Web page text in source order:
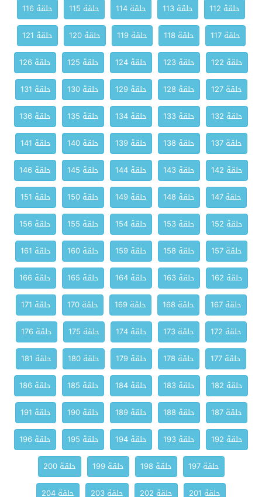
حلقة 112
حلقة 113 حلقة 114 حلقة 115
حلقة 116
حلقة 117
حلقة 118 حلقة 119 حلقة 120
حلقة 121
حلقة 122
حلقة 123 حلقة 124 حلقة 125
حلقة 126
حلقة 127
حلقة 128 حلقة 129 حلقة 130
حلقة 131
حلقة 132
حلقة 133 حلقة 134 حلقة 135
حلقة 136
حلقة 137
حلقة 138 حلقة 139 حلقة 140
حلقة 141
حلقة 142
حلقة 143 حلقة 144 حلقة 145
حلقة 146
حلقة 147
حلقة 148 حلقة 149 حلقة 150
حلقة 151
حلقة 152
حلقة 153 حلقة 154 حلقة 155
حلقة 156
حلقة 157
حلقة 158 حلقة 159 حلقة 160
حلقة 161
حلقة 162
حلقة 163 حلقة 164 حلقة 165
حلقة 166
حلقة 167
حلقة 168 حلقة 169 حلقة 170
حلقة 171
حلقة 172
حلقة 173 حلقة 174 حلقة 175
حلقة 176
حلقة 177
حلقة 178 حلقة 179 حلقة 180
حلقة 181
حلقة 182
حلقة 183 حلقة 184 حلقة 185
حلقة 186
حلقة 187
حلقة 188 حلقة 189 حلقة 190
حلقة 191
حلقة 192
حلقة 193 حلقة 194 حلقة 195
حلقة 196
حلقة 197
حلقة 198 حلقة 199
حلقة 200
حلقة 201
حلقة 202 حلقة 203 حلقة 204